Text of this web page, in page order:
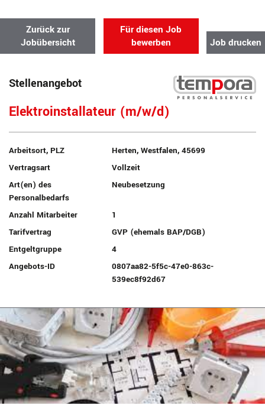
Zurück zur
Jobübersicht
Für diesen Job
bewerben
Job drucken
Stellenangebot
Elektroinstallateur (m/w/d)
Arbeitsort, PLZ
Herten, Westfalen, 45699
Vertragsart
Vollzeit
Art(en) des
Personalbedarfs
Neubesetzung
Anzahl Mitarbeiter
1
Tarifvertrag
GVP (ehemals BAP/DGB)
Entgeltgruppe
4
Angebots-ID
0807aa82-5f5c-47e0-863c-
539ec8f92d67